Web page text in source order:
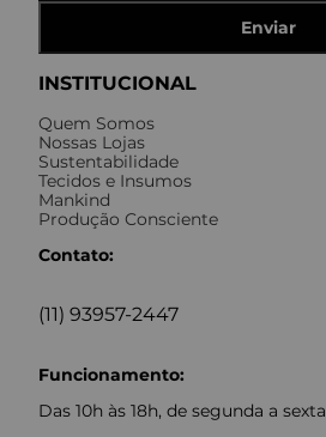
INSTITUCIONAL
Quem Somos
Nossas Lojas
Sustentabilidade
Tecidos e Insumos
Mankind
Produção Consciente
Contato:
(11) 93957-2447
Funcionamento:
Das 10h às 18h, de segunda a sexta
Enviar